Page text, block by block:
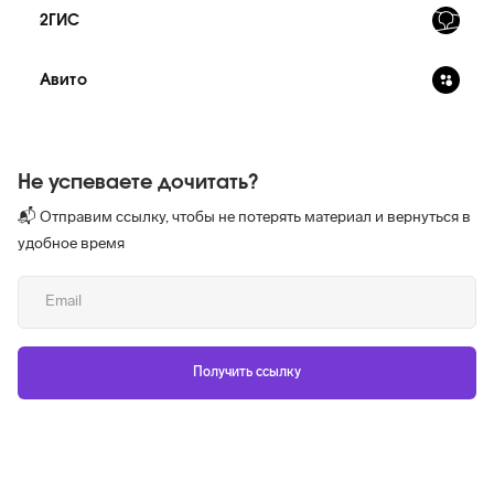
2ГИС
Авито
Не успеваете дочитать?
📬 Отправим ссылку, чтобы не потерять материал и вернуться в
удобное время